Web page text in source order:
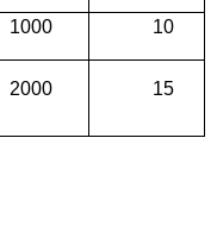
1000 10
2000 15